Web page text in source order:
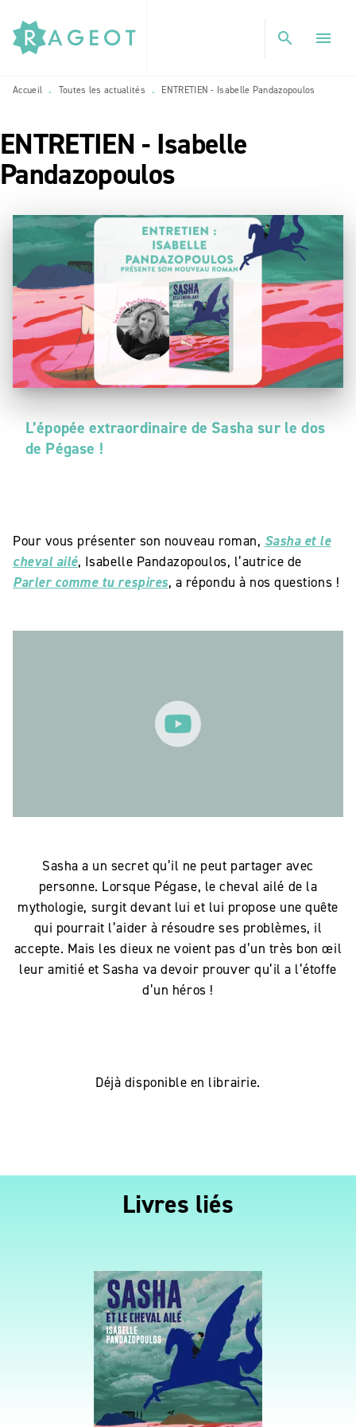
MENU RECHERCHE
PIED DE PAGE
search menu
Accueil • Toutes les actualités • ENTRETIEN - Isabelle Pandazopoulos
ENTRETIEN - Isabelle
Pandazopoulos
L’épopée extraordinaire de Sasha sur le dos
de Pégase !
Pour vous présenter son nouveau roman, Sasha et le
cheval ailé, Isabelle Pandazopoulos, l’autrice de
Parler comme tu respires, a répondu à nos questions !
Sasha a un secret qu’il ne peut partager avec
personne. Lorsque Pégase, le cheval ailé de la
mythologie, surgit devant lui et lui propose une quête
qui pourrait l’aider à résoudre ses problèmes, il
accepte. Mais les dieux ne voient pas d’un très bon œil
leur amitié et Sasha va devoir prouver qu’il a l’étoffe
d’un héros !
Déjà disponible en librairie.
Livres liés